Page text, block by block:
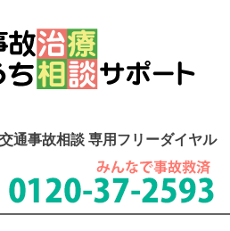
通事故相談 専用フリーダイヤル